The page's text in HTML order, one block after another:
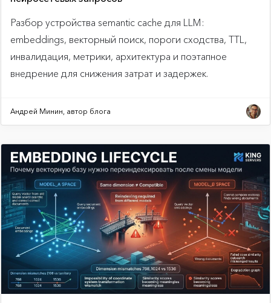
Разбор устройства semantic cache для LLM:
embeddings, векторный поиск, пороги сходства, TTL,
инвалидация, метрики, архитектура и поэтапное
внедрение для снижения затрат и задержек.
Андрей Минин, автор блога